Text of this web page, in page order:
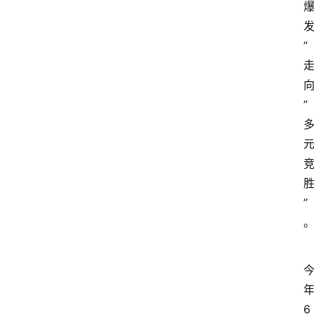
爆
发
”
走
向
”
多
元
竞
胜
”
。
今
年
6